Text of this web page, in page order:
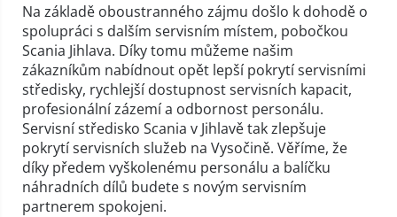
Na základě oboustranného zájmu došlo k dohodě o
spolupráci s dalším servisním místem, pobočkou
Scania Jihlava. Díky tomu můžeme našim
zákazníkům nabídnout opět lepší pokrytí servisními
středisky, rychlejší dostupnost servisních kapacit,
profesionální zázemí a odbornost personálu.
Servisní středisko Scania v Jihlavě tak zlepšuje
pokrytí servisních služeb na Vysočině. Věříme, že
díky předem vyškolenému personálu a balíčku
náhradních dílů budete s novým servisním
partnerem spokojeni.